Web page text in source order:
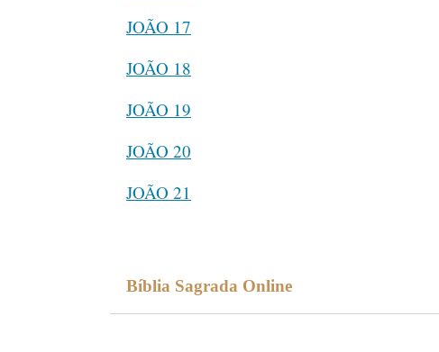
JOÃO 17
JOÃO 18
JOÃO 19
JOÃO 20
JOÃO 21
Bíblia Sagrada Online